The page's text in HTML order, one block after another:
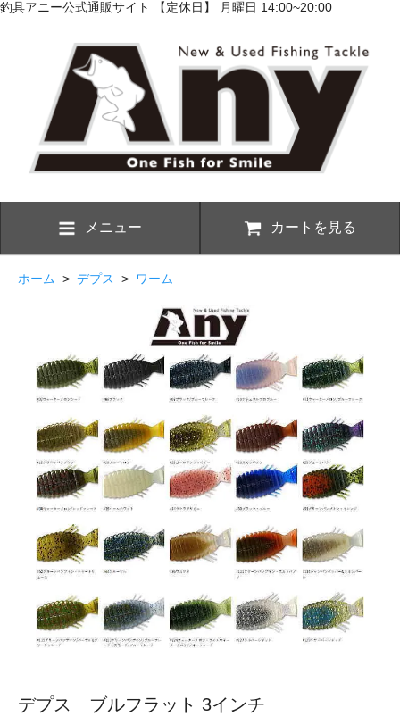
釣具アニー公式通販サイト 【定休日】 月曜日 14:00~20:00
メニュー カートを見る
ホーム > デプス > ワーム
デプス ブルフラット 3インチ